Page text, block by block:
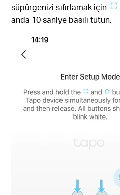
süpürgenizi sıfırlamak için
anda 10 saniye basılı tutun.